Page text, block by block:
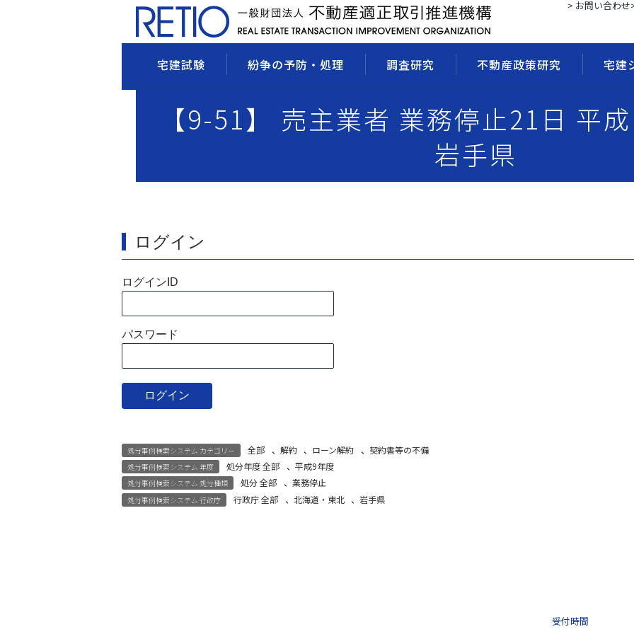
> お問い合わせ
宅建試験 紛争の予防・処理 調査研究 不動産政策研究 宅建
【9-51】 売主業者 業務停止21日 平
岩手県
ログイン
ログインID
パスワード
処分事例検索システム カテゴリー 全部 、 解約 、 ローン解約 、 契約書等の不備
処分事例検索システム 年度 処分年度 全部 、 平成9年度
処分事例検索システム 処分種類 処分 全部 、 業務停止
処分事例検索システム 行政庁 行政庁 全部 、 北海道・東北 、 岩手県
受付時間